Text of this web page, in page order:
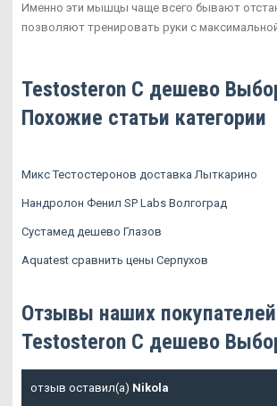
Именно эти мышцы чаще всего бывают
позволяют тренировать руки с
Testosteron C дешево
Похожие статьи категории
Микс Тестостеронов доставка Лыткарино
Нандролон Фенил SP Labs Волгоград
Сустамед дешево Глазов
Aquatest сравнить цены Серпухов
Отзывы наших
Testosteron C дешево
отзыв оставил(а) Nikola